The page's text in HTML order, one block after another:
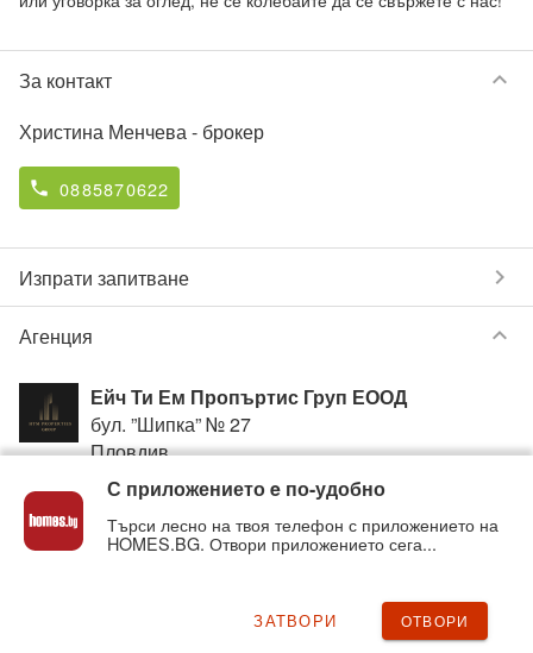
За контакт keyboard_arrow_down
Христина Менчева- брокер
phone 0885870622
Изпрати запитване chevron_right
Агенция keyboard_arrow_down
Ейч Ти Ем Пропъртис Груп ЕООД
бул. ”Шипка” № 27
Пловдив
phone +359885870622
Вижте всички обяви отЕйч Ти Ем Пропъртис Груп
chevron_right
С приложението e по-удобно
Търси лесно на твоя телефон с приложението на
HOMES.BG. Отвори приложението сега...
ЗАТВОРИ ОТВОРИ